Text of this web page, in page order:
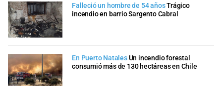
Falleció un hombre de 54 añosTrágico
incendio en barrio Sargento Cabral
En Puerto NatalesUn incendio forestal
consumió más de 130 hectáreas en Chile